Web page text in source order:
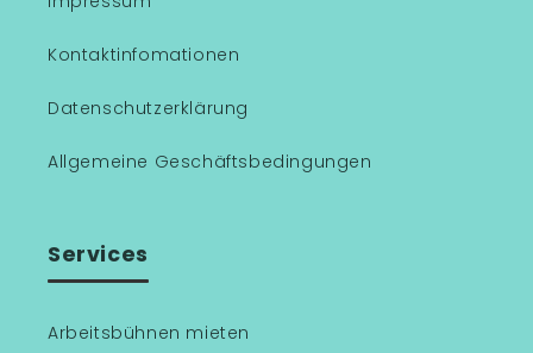
Kontaktinfomationen
Datenschutzerklärung
Allgemeine Geschäftsbedingungen
Services
Arbeitsbühnen mieten